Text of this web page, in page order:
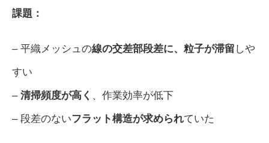
課題：
– 平織メッシュの線の交差部段差に、粒子が滞留 しや
すい
– 清掃頻度が高く 、作業効率が低下
– 段差のないフラット構造が求められていた